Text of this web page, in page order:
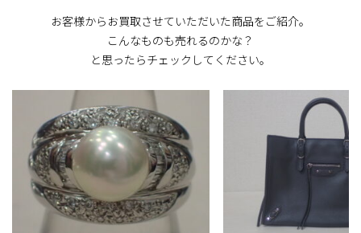
お客様からお買取させていただいた商品をご紹介。
こんなものも売れるのかな？
と思ったらチェックしてください。